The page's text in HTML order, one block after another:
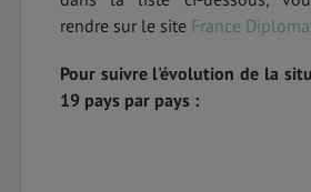
rendre sur le site France
Pour suivre l'évolution de la
19 pays par pays :